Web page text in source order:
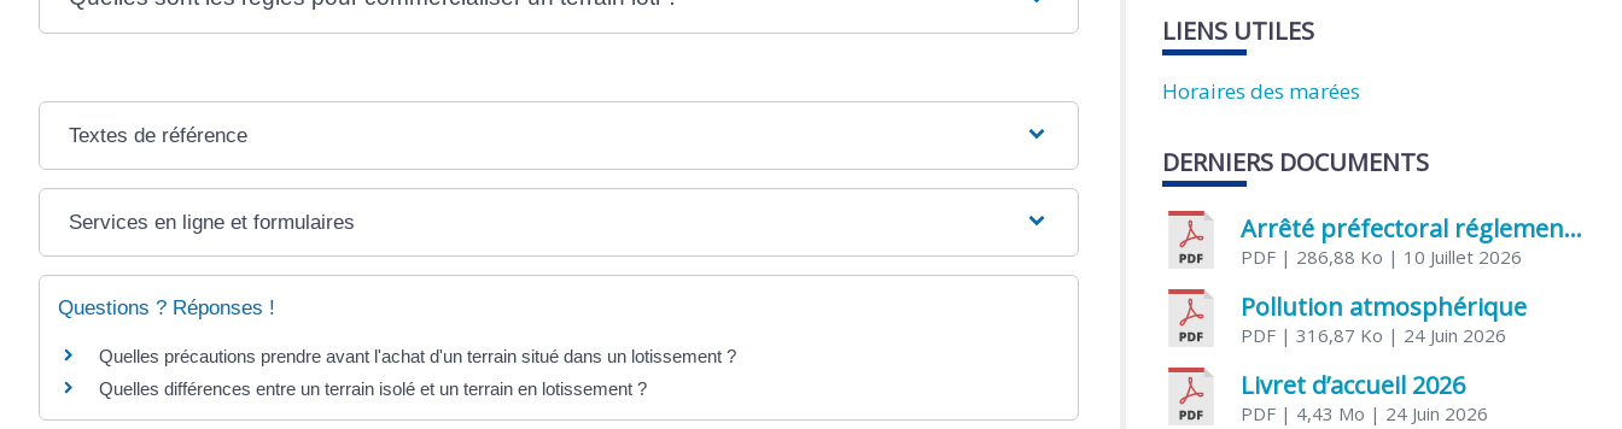
Textes de référence
Services en ligne et formulaires
Questions ? Réponses !
Quelles précautions prendre avant l'achat d'un terrain situé dans un lotissement ?
Quelles différences entre un terrain isolé et un terrain en lotissement ?
LIENS UTILES
Horaires des marées
DERNIERS DOCUMENTS
Arrêté préfectoral réglementant l’usage de l’eau
PDF | 286,88 Ko | 10 Juillet 2026
Pollution atmosphérique
PDF | 316,87 Ko | 24 Juin 2026
Livret d’accueil 2026
PDF | 4,43 Mo | 24 Juin 2026